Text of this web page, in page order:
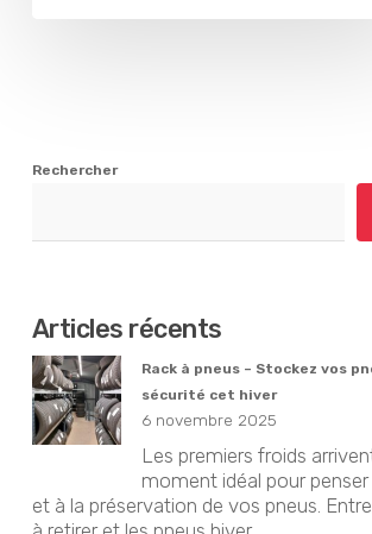
Rechercher
Articles récents
Rack à pneus – Stockez vos
sécurité cet hiver
6 novembre 2025
Les premiers froids
moment idéal pour
et à la préservation de vos pneus.